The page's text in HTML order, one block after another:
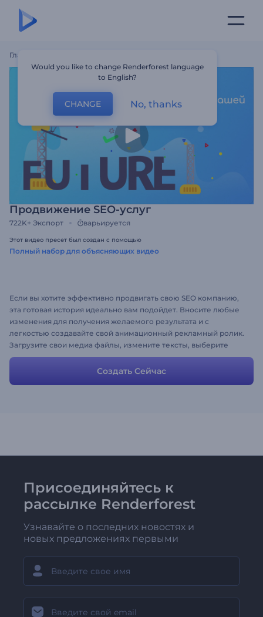
Главная
Продвижение SEO-услуг
722K+ Экспорт варьируется
Этот видео пресет был создан с помощью
Полный набор для объясняющих видео
Если вы хотите эффективно продвигать свою SEO компанию,
эта готовая история идеально вам подойдет. Вносите любые
изменения для получения желаемого результата и с
легкостью создавайте свой анимационный рекламный ролик.
Загрузите свои медиа файлы, измените тексты, выберите
стили и цвета – видео готово!
Создать Сейчас
Присоединяйтесь к
рассылке Renderforest
Узнавайте о последних новостях и
новых предложениях первыми
Would you like to change Renderforest language
to English?
CHANGE No, thanks